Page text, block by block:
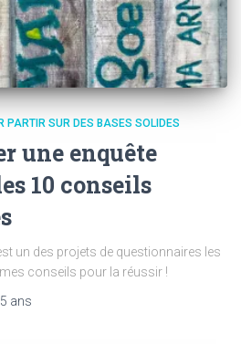
PARTIR SUR DES BASES SOLIDES
une enquête
10 conseils
un des projets de questionnaires les
conseils pour la réussir !
5 ans